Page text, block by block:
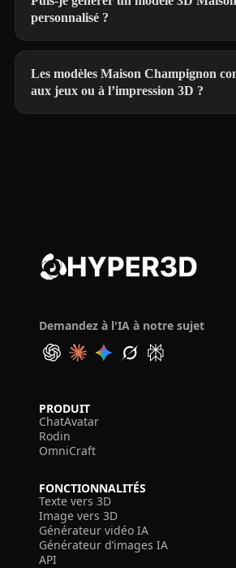
personnalisé ?
Les modèles Maison Champignon
aux jeux ou à l’impression 3D ?
Demandez à l'IA à notre sujet
PRODUIT
ChatAvatar
Rodin
OmniCraft
FONCTIONNALITÉS
Texte vers 3D
Image vers 3D
Générateur vidéo IA
Générateur d’images IA
API